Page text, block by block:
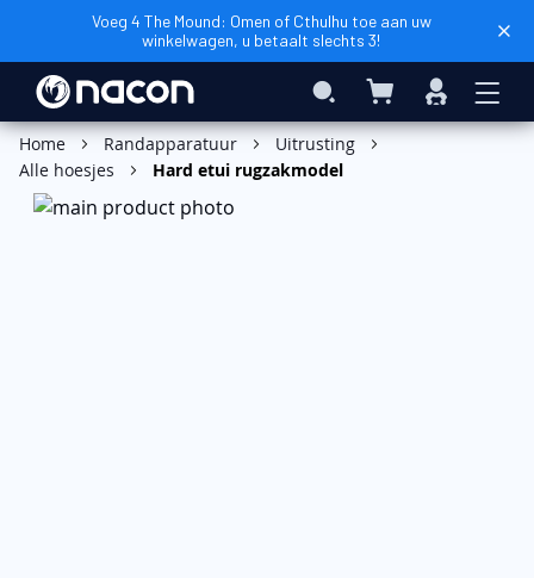
Voeg 4 The Mound: Omen of Cthulhu toe aan uw
winkelwagen, u betaalt slechts 3!
Search Winkelwagen
Inloggen
In Winkelwagen
Home Randapparatuur
Uitrusting
Alle hoesjes
Hard etui rugzakmodel
Ga